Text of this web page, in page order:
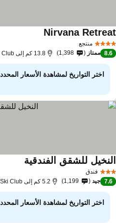
منتجع
Nirvana
8.6 ممتاز 1,398 13.8 كم إلى Ras Al-Khaimah Water Ski Club
اختر التواريخ لمشاهدة الأسعار المحددة
فندق
للشقق الفندقية
7.6 جيد 1,199 5.2 كم إلى Ras Al-Khaimah Water Ski Club
اختر التواريخ لمشاهدة الأسعار المحددة